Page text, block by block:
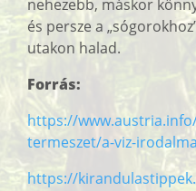
nehezebb, máskor
és persze a
utakon halad.
Forrás:
https://
termeszet/a-viz-
https://